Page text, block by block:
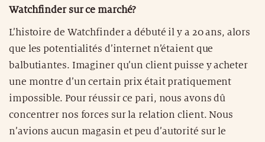
Watchfinder sur ce marché?
L’histoire de Watchfinder a débuté il y a 20 ans, alors
que les potentialités d’internet n’étaient que
balbutiantes. Imaginer qu’un client puisse y acheter
une montre d’un certain prix était pratiquement
impossible. Pour réussir ce pari, nous avons dû
concentrer nos forces sur la relation client. Nous
n’avions aucun magasin et peu d’autorité sur le